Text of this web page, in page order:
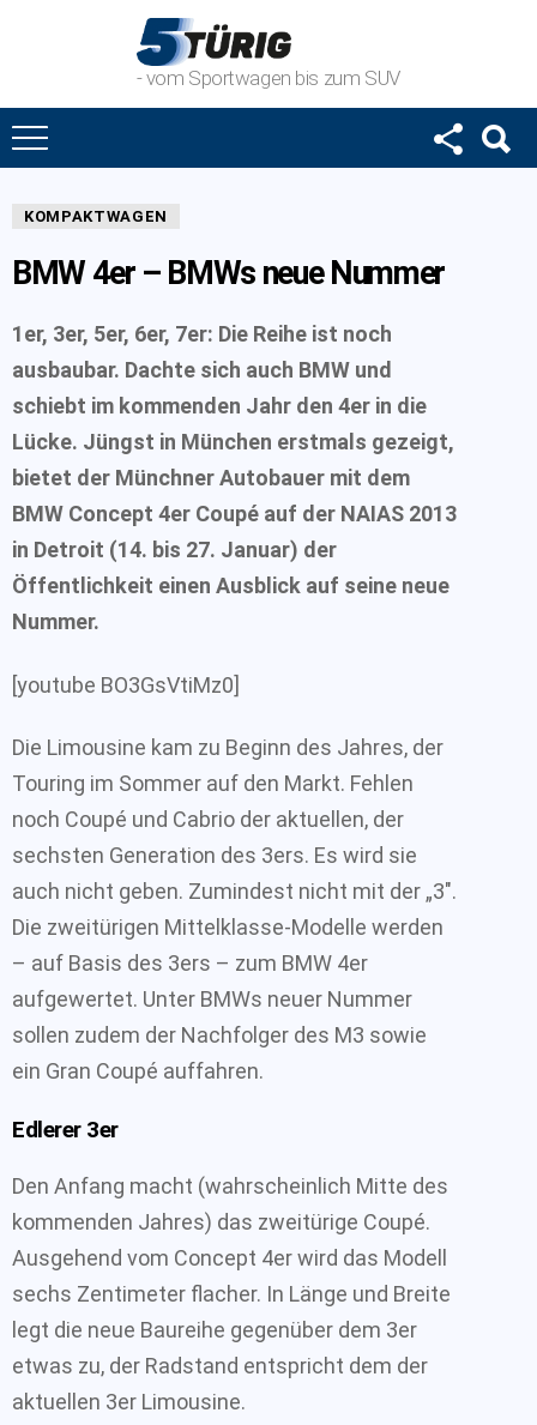
- vom Sportwagen bis zum SUV
KOMPAKTWAGEN
BMW 4er – BMWs neue Nummer
1er, 3er, 5er, 6er, 7er: Die Reihe ist noch
ausbaubar. Dachte sich auch BMW und
schiebt im kommenden Jahr den 4er in die
Lücke. Jüngst in München erstmals gezeigt,
bietet der Münchner Autobauer mit dem
BMW Concept 4er Coupé auf der NAIAS 2013
in Detroit (14. bis 27. Januar) der
Öffentlichkeit einen Ausblick auf seine neue
Nummer.
[youtube BO3GsVtiMz0]
Die Limousine kam zu Beginn des Jahres, der
Touring im Sommer auf den Markt. Fehlen
noch Coupé und Cabrio der aktuellen, der
sechsten Generation des 3ers. Es wird sie
auch nicht geben. Zumindest nicht mit der „3″.
Die zweitürigen Mittelklasse-Modelle werden
– auf Basis des 3ers – zum BMW 4er
aufgewertet. Unter BMWs neuer Nummer
sollen zudem der Nachfolger des M3 sowie
ein Gran Coupé auffahren.
Edlerer 3er
Den Anfang macht (wahrscheinlich Mitte des
kommenden Jahres) das zweitürige Coupé.
Ausgehend vom Concept 4er wird das Modell
sechs Zentimeter flacher. In Länge und Breite
legt die neue Baureihe gegenüber dem 3er
etwas zu, der Radstand entspricht dem der
aktuellen 3er Limousine.